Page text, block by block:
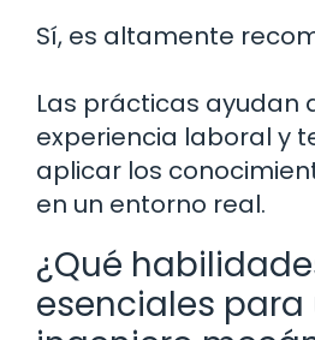
Sí, es altamente
Las prácticas ayudan
experiencia laboral y
aplicar los
en un entorno real.
¿Qué
esenciales para